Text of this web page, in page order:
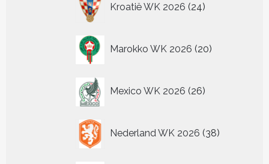
Kroatië WK 2026 24
producten
Marokko WK 2026 20
producten
Mexico WK 2026 26
producten
Nederland WK 2026 38
producten